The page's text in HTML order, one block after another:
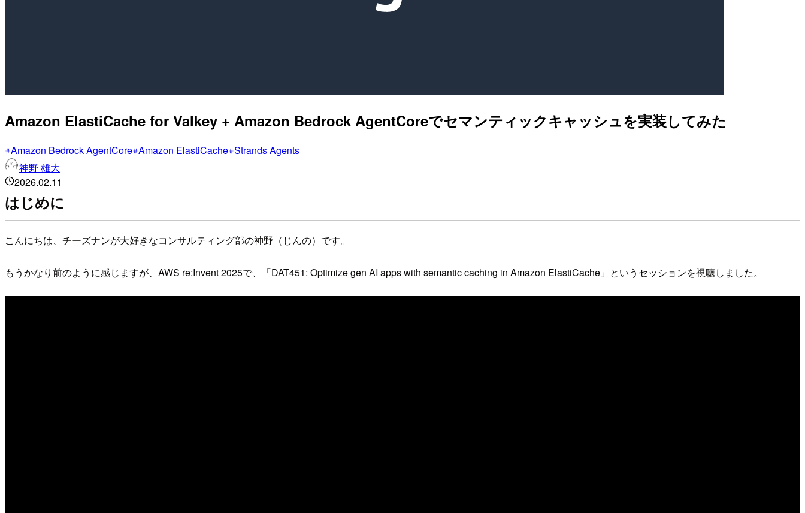
Amazon ElastiCache for Valkey + Amazon Bedrock AgentCoreでセマンティックキャッシュを実装してみた
Amazon Bedrock AgentCore Amazon ElastiCache Strands Agents
神野 雄大
2026.02.11
はじめに
こんにちは、チーズナンが大好きなコンサルティング部の神野（じんの）です。
もうかなり前のように感じますが、AWS re:Invent 2025で、「DAT451: Optimize gen AI apps with semantic caching in Amazon ElastiCache」というセッションを視聴しました。